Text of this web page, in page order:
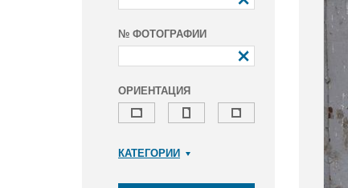
№ ФОТОГРАФИИ
ОРИЕНТАЦИЯ
КАТЕГОРИИ